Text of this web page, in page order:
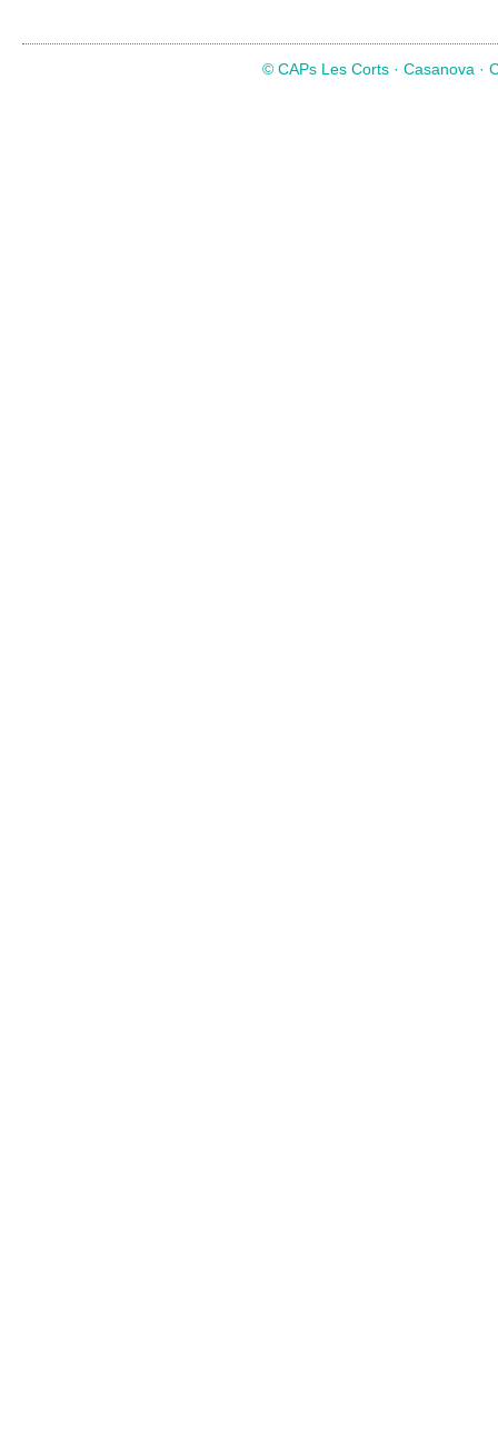
© CAPs Les Corts · Casanova ·